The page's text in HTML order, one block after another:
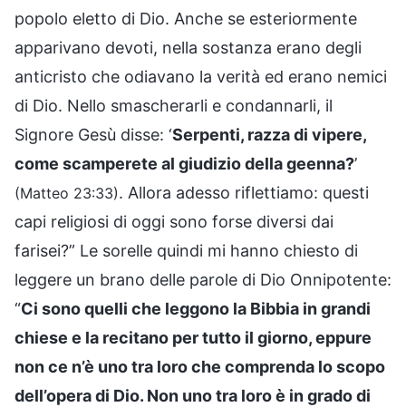
popolo eletto di Dio. Anche se esteriormente
apparivano devoti, nella sostanza erano degli
anticristo che odiavano la verità ed erano nemici
di Dio. Nello smascherarli e condannarli, il
Signore Gesù disse: ‘Serpenti, razza di vipere,
come scamperete al giudizio della geenna?’
(Matteo 23:33). Allora adesso riflettiamo: questi
capi religiosi di oggi sono forse diversi dai
farisei?” Le sorelle quindi mi hanno chiesto di
leggere un brano delle parole di Dio Onnipotente:
“Ci sono quelli che leggono la Bibbia in grandi
chiese e la recitano per tutto il giorno, eppure
non ce n’è uno tra loro che comprenda lo scopo
dell’opera di Dio. Non uno tra loro è in grado di